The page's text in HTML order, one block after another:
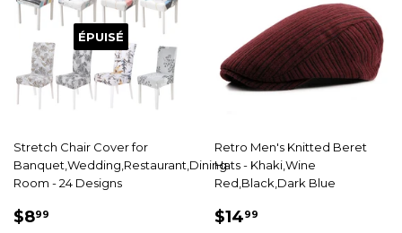
ÉPUISÉ
Stretch Chair Cover for
Banquet,Wedding,Restaurant,Dining
Room - 24 Designs
PRIX
$899
Retro Men's Knitted Beret
Hats - Khaki,Wine
Red,Black,Dark Blue
PRIX
$1499